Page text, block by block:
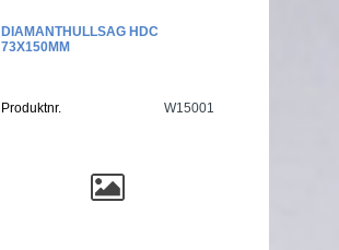
DIAMANTHULLSAG HDC
73X150MM
Produktnr. W15001